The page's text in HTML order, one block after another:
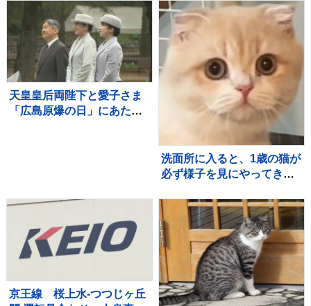
天皇皇后両陛下と愛子さま
「広島原爆の日」にあたり
洗面所に入ると、1歳の猫が
必ず様子を見にやってき
22万いいね「首の角度がた
まらん」「真剣に見てるね
ｗ」
京王線 桜上水-つつじヶ丘